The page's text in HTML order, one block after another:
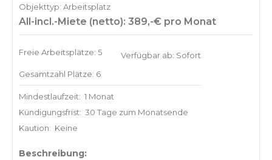
Objekttyp: Arbeitsplatz
All-incl.-Miete (netto): 389,-€ pro Monat
Freie Arbeitsplätze: 5
Gesamtzahl Plätze: 6
Verfügbar ab: Sofort
Mindestlaufzeit: 1 Monat
Kündigungsfrist: 30 Tage zum Monatsende
Kaution: Keine
Beschreibung: